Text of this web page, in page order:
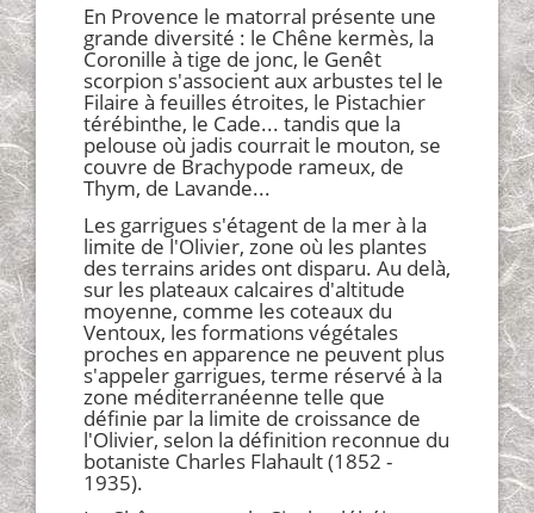
En Provence le matorral présente une
grande diversité : le Chêne kermès, la
Coronille à tige de jonc, le Genêt
scorpion s'associent aux arbustes tel le
Filaire à feuilles étroites, le Pistachier
térébinthe, le Cade... tandis que la
pelouse où jadis courrait le mouton, se
couvre de Brachypode rameux, de
Thym, de Lavande...
Les garrigues s'étagent de la mer à la
limite de l'Olivier, zone où les plantes
des terrains arides ont disparu. Au delà,
sur les plateaux calcaires d'altitude
moyenne, comme les coteaux du
Ventoux, les formations végétales
proches en apparence ne peuvent plus
s'appeler garrigues, terme réservé à la
zone méditerranéenne telle que
définie par la limite de croissance de
l'Olivier, selon la définition reconnue du
botaniste Charles Flahault (1852 -
1935).